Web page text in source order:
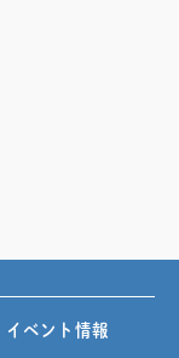
イベント情報